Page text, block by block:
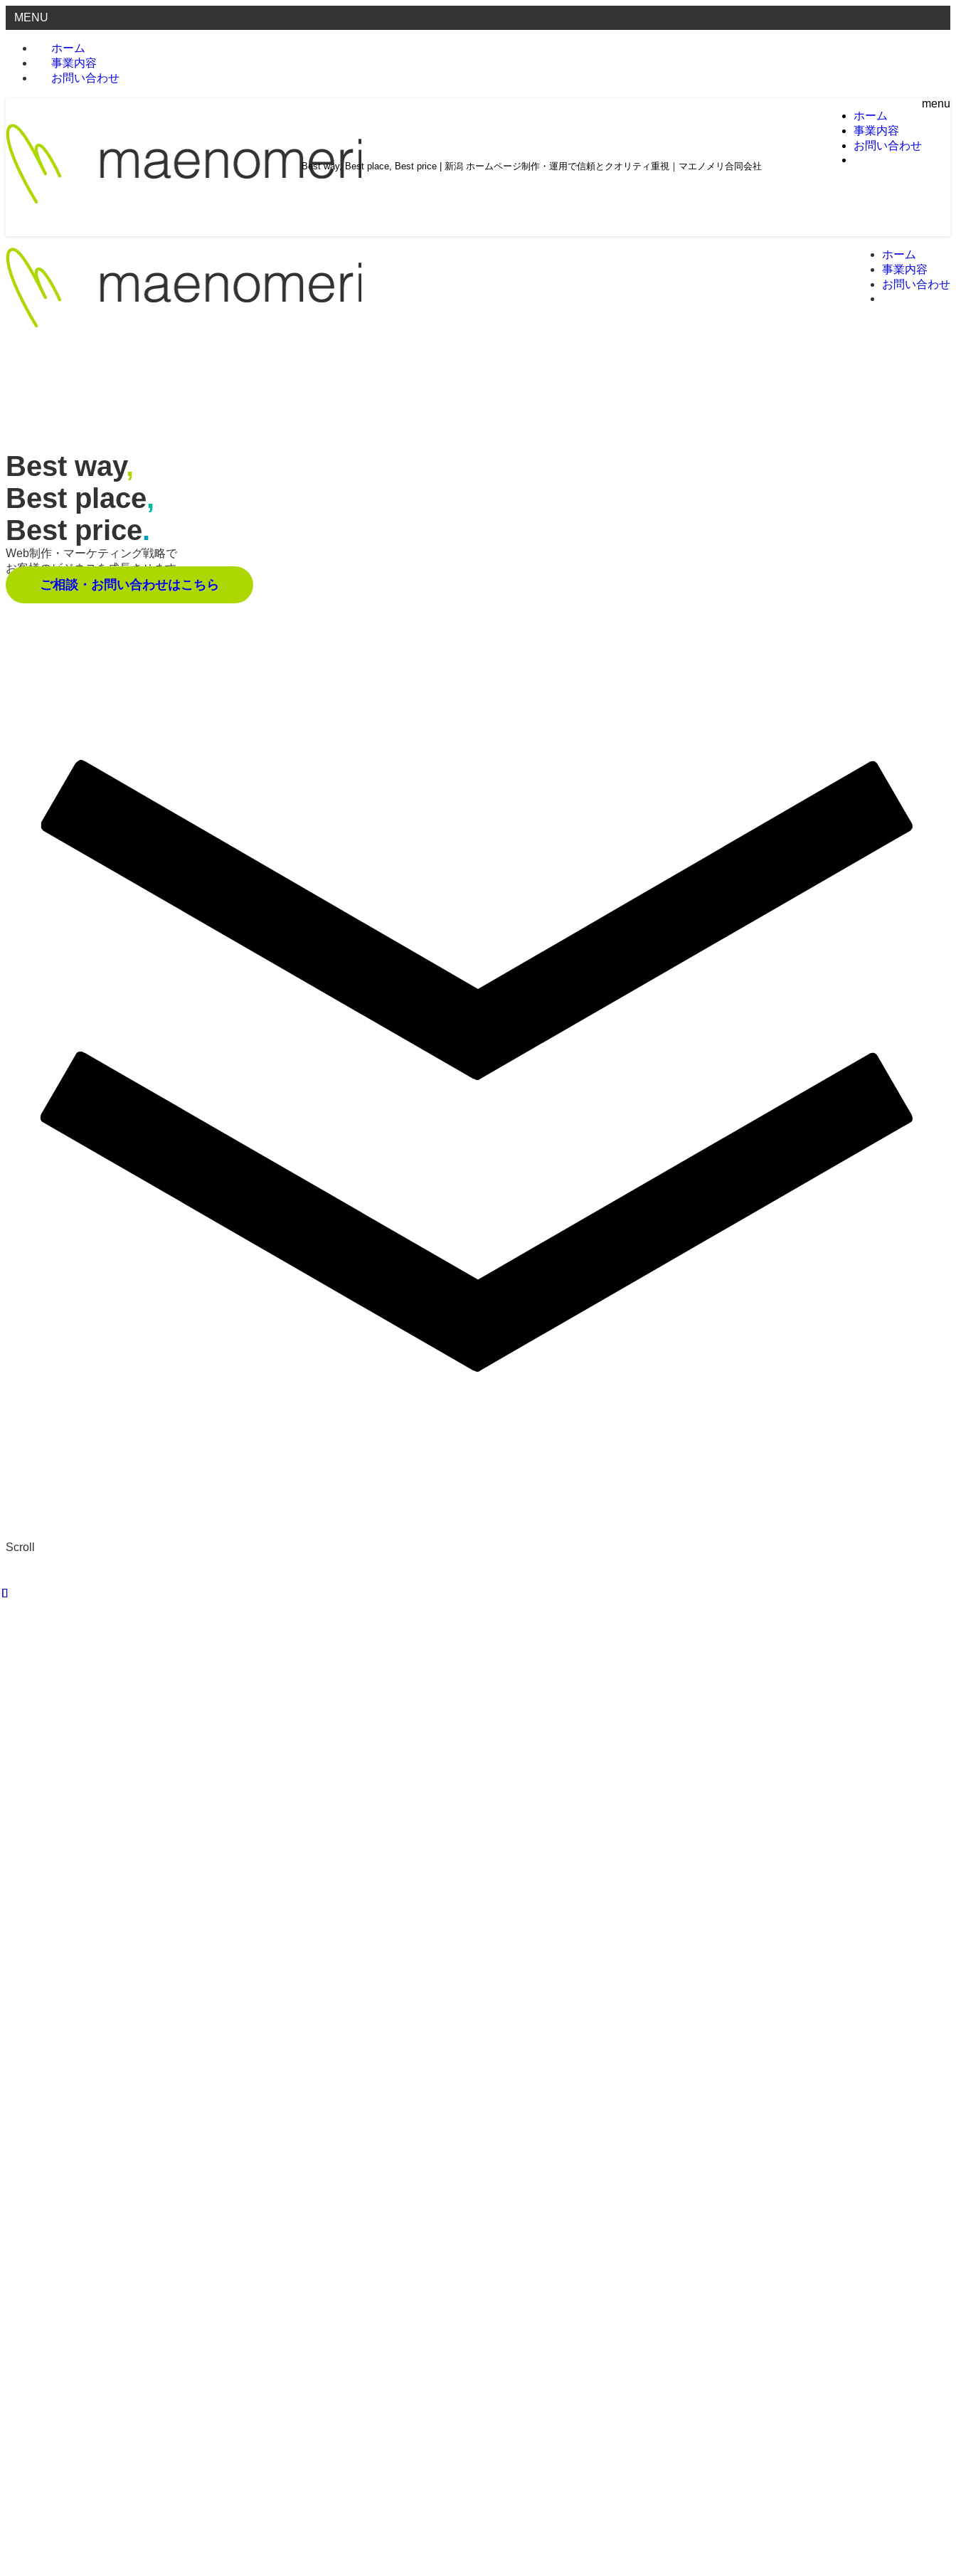
MENU
ホーム
事業内容
お問い合わせ
Best way, Best place, Best price | 新潟 ホームページ制作・運用で信頼とクオリティ重視｜マエノメリ合同会社
ホーム
事業内容
お問い合わせ
menu
ホーム
事業内容
お問い合わせ
Best way,
Best place,
Best price.
Web制作・マーケティング戦略で
お客様のビジネスを成長させます。
ご相談・お問い合わせはこちら
Scroll